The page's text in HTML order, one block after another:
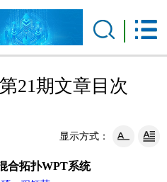
21期文章目次
显示方式：
合拓扑WPT系统